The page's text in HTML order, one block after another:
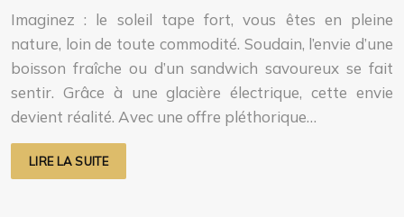
Imaginez : le soleil tape fort, vous êtes en pleine
nature, loin de toute commodité. Soudain, l’envie d’une
boisson fraîche ou d’un sandwich savoureux se fait
sentir. Grâce à une glacière électrique, cette envie
devient réalité. Avec une offre pléthorique…
LIRE LA SUITE